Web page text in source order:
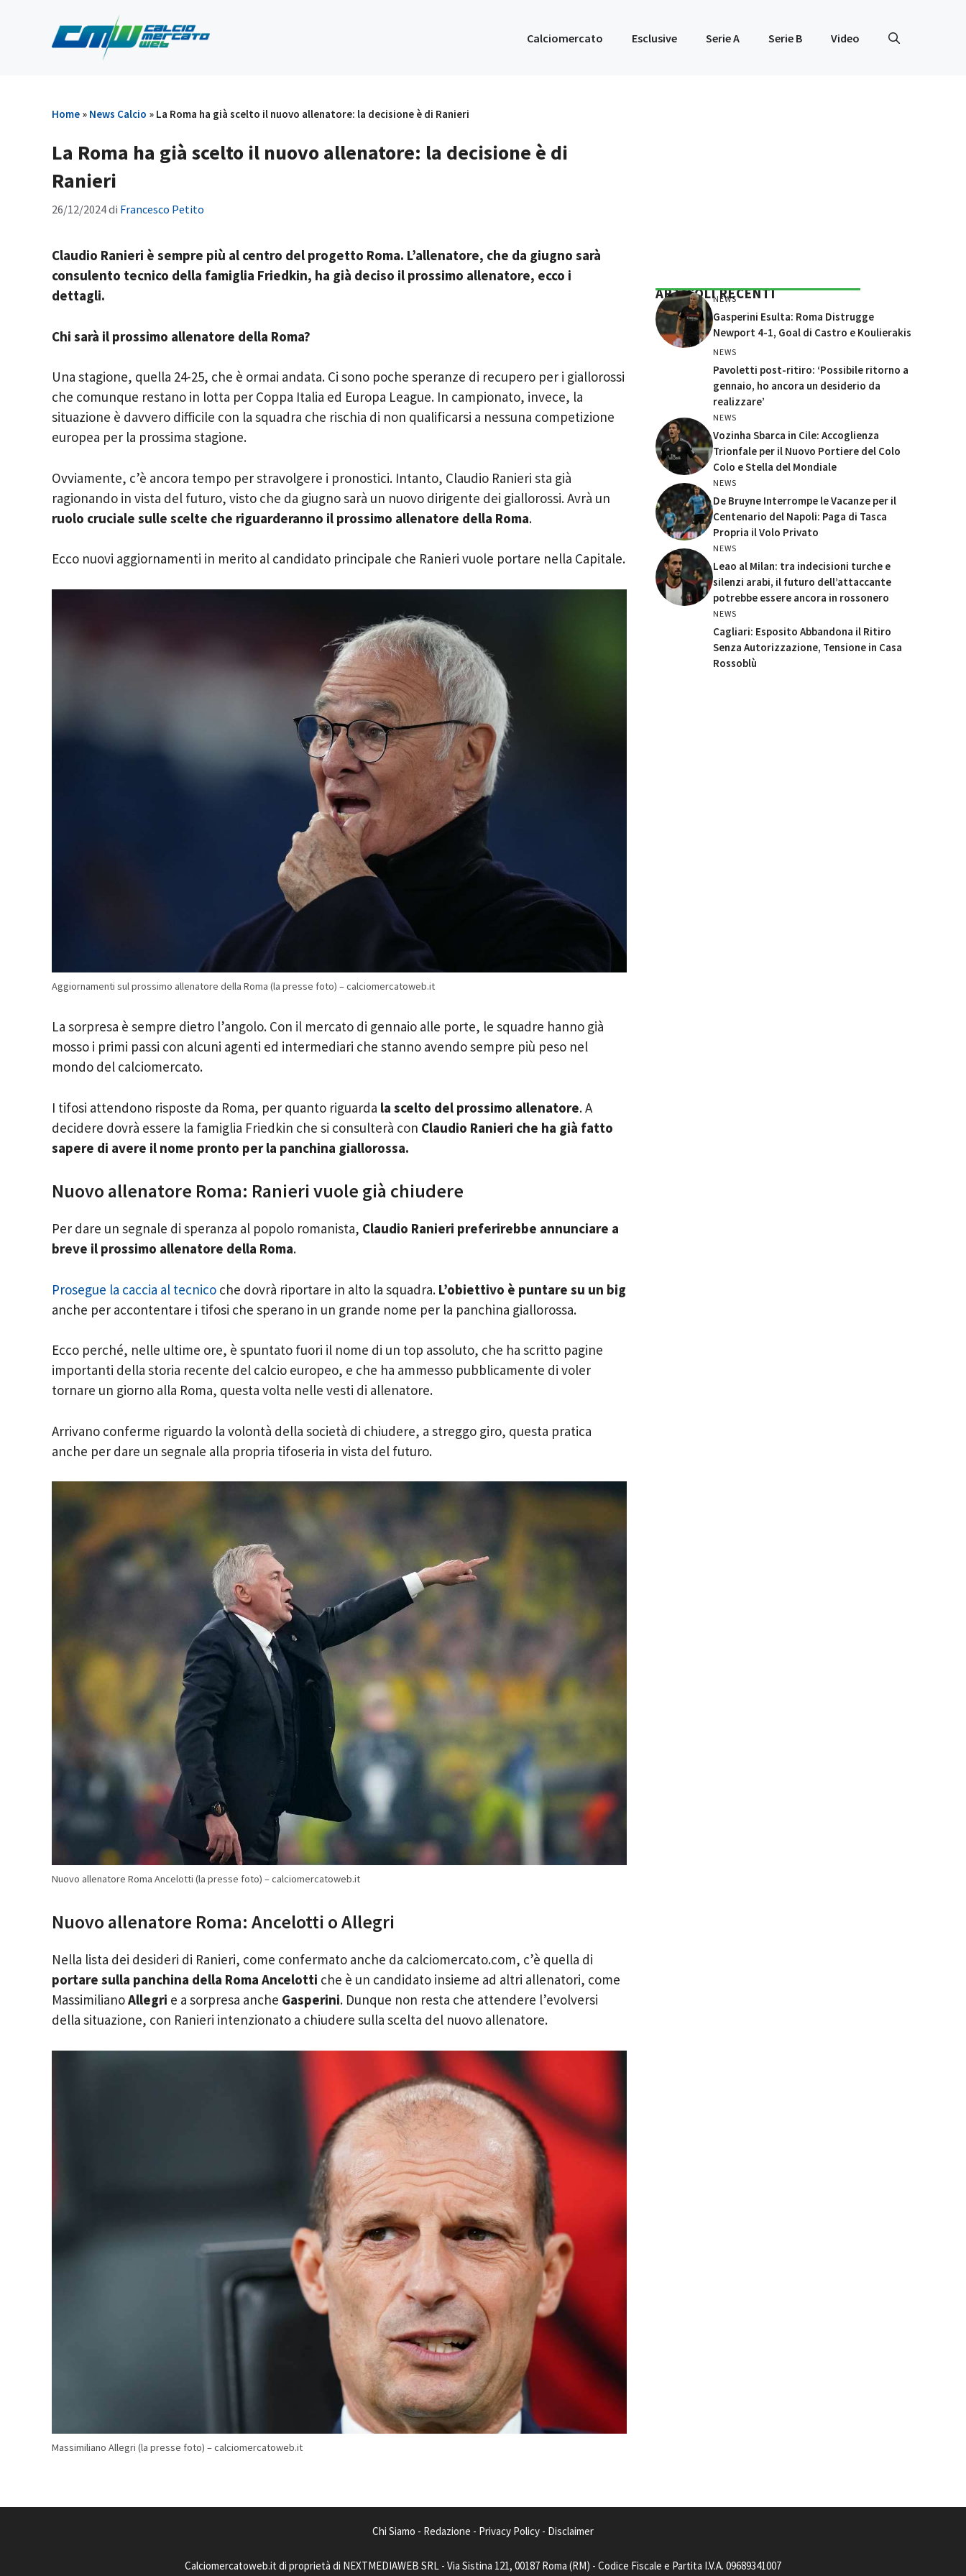
contenuto
Calciomercato Esclusive Serie A Serie B Video
Home » News Calcio » La Roma ha già scelto il nuovo allenatore: la decisione è di Ranieri
La Roma ha già scelto il nuovo allenatore: la decisione è di
Ranieri
26/12/2024di Francesco Petito
Claudio Ranieri è sempre più al centro del progetto Roma. L’allenatore, che da giugno sarà
consulento tecnico della famiglia Friedkin, ha già deciso il prossimo allenatore, ecco i
dettagli.
Chi sarà il prossimo allenatore della Roma?
Una stagione, quella 24-25, che è ormai andata. Ci sono poche speranze di recupero per i giallorossi
che comunque restano in lotta per Coppa Italia ed Europa League. In campionato, invece, la
situazione è davvero difficile con la squadra che rischia di non qualificarsi a nessuna competizione
europea per la prossima stagione.
Ovviamente, c’è ancora tempo per stravolgere i pronostici. Intanto, Claudio Ranieri sta già
ragionando in vista del futuro, visto che da giugno sarà un nuovo dirigente dei giallorossi. Avrà un
ruolo cruciale sulle scelte che riguarderanno il prossimo allenatore della Roma.
Ecco nuovi aggiornamenti in merito al candidato principale che Ranieri vuole portare nella Capitale.
Aggiornamenti sul prossimo allenatore della Roma (la presse foto) – calciomercatoweb.it
La sorpresa è sempre dietro l’angolo. Con il mercato di gennaio alle porte, le squadre hanno già
mosso i primi passi con alcuni agenti ed intermediari che stanno avendo sempre più peso nel
mondo del calciomercato.
I tifosi attendono risposte da Roma, per quanto riguarda la scelto del prossimo allenatore. A
decidere dovrà essere la famiglia Friedkin che si consulterà con Claudio Ranieri che ha già fatto
sapere di avere il nome pronto per la panchina giallorossa.
Nuovo allenatore Roma: Ranieri vuole già chiudere
Per dare un segnale di speranza al popolo romanista, Claudio Ranieri preferirebbe annunciare a
breve il prossimo allenatore della Roma.
Prosegue la caccia al tecnico che dovrà riportare in alto la squadra. L’obiettivo è puntare su un big
anche per accontentare i tifosi che sperano in un grande nome per la panchina giallorossa.
Ecco perché, nelle ultime ore, è spuntato fuori il nome di un top assoluto, che ha scritto pagine
importanti della storia recente del calcio europeo, e che ha ammesso pubblicamente di voler
tornare un giorno alla Roma, questa volta nelle vesti di allenatore.
Arrivano conferme riguardo la volontà della società di chiudere, a streggo giro, questa pratica
anche per dare un segnale alla propria tifoseria in vista del futuro.
Nuovo allenatore Roma Ancelotti (la presse foto) – calciomercatoweb.it
Nuovo allenatore Roma: Ancelotti o Allegri
Nella lista dei desideri di Ranieri, come confermato anche da calciomercato.com, c’è quella di
portare sulla panchina della Roma Ancelotti che è un candidato insieme ad altri allenatori, come
MassimilianoAllegri e a sorpresa anche Gasperini. Dunque non resta che attendere l’evolversi
della situazione, con Ranieri intenzionato a chiudere sulla scelta del nuovo allenatore.
Massimiliano Allegri (la presse foto) – calciomercatoweb.it
ARTICOLI RECENTI
NEWS
Gasperini Esulta: Roma Distrugge
Newport 4-1, Goal di Castro e Koulierakis
NEWS
Pavoletti post-ritiro: ‘Possibile ritorno a
gennaio, ho ancora un desiderio da
realizzare’
NEWS
Vozinha Sbarca in Cile: Accoglienza
Trionfale per il Nuovo Portiere del Colo
Colo e Stella del Mondiale
NEWS
De Bruyne Interrompe le Vacanze per il
Centenario del Napoli: Paga di Tasca
Propria il Volo Privato
NEWS
Leao al Milan: tra indecisioni turche e
silenzi arabi, il futuro dell’attaccante
potrebbe essere ancora in rossonero
NEWS
Cagliari: Esposito Abbandona il Ritiro
Senza Autorizzazione, Tensione in Casa
Rossoblù
Chi Siamo - Redazione - Privacy Policy - Disclaimer
Calciomercatoweb.it di proprietà di NEXTMEDIAWEB SRL - Via Sistina 121, 00187 Roma (RM) - Codice Fiscale e Partita I.V.A. 09689341007